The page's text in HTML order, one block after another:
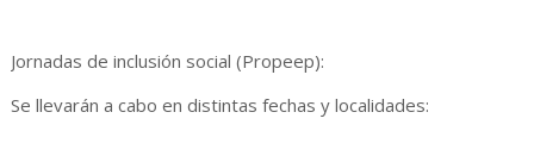
Jornadas de inclusión social (Propeep):
Se llevarán a cabo en distintas fechas y localidades: